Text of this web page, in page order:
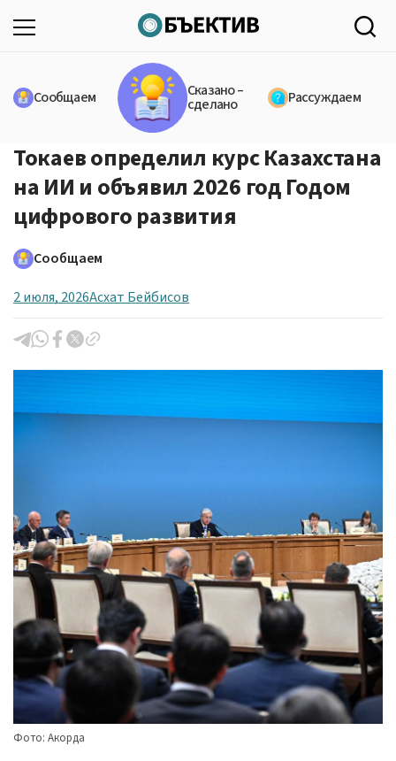
Сообщаем Сказано –
сделано Рассуждаем
Токаев определил курс Казахстана
на ИИ и объявил 2026 год Годом
цифрового развития
Сообщаем
2 июля, 2026Асхат Бейбисов
Фото: Акорда